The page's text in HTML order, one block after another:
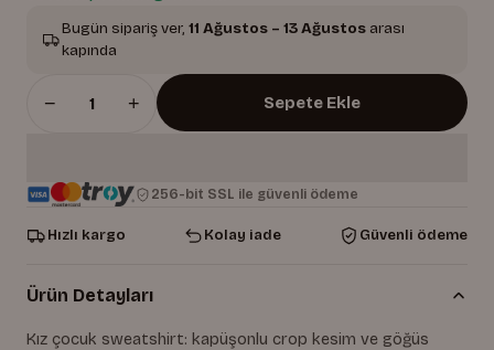
Bugün sipariş ver, 11 Ağustos – 13 Ağustos arası
kapında
− + Sepete Ekle
256-bit SSL ile güvenli ödeme
Hızlı kargo Kolay iade Güvenli ödeme
Ürün Detayları
Kız çocuk sweatshirt: kapüşonlu crop kesim ve göğüs